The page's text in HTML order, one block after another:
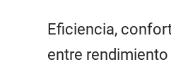
Eficiencia,
entre